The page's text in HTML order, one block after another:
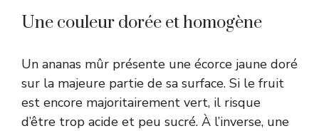
Une couleur dorée et homogène
Un ananas mûr présente une écorce jaune doré
sur la majeure partie de sa surface. Si le fruit
est encore majoritairement vert, il risque
d’être trop acide et peu sucré. À l’inverse, une